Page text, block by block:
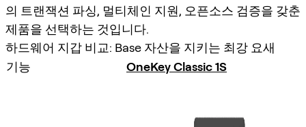
의 트랜잭션 파싱, 멀티체인 지원, 오픈소스 검증을 갖춘
제품을 선택하는 것입니다.
하드웨어 지갑 비교: Base 자산을 지키는 최강 요새
기능
OneKey Classic 1S